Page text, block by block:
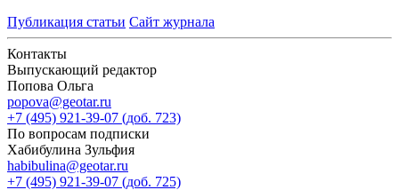
Публикация статьи Сайт журнала
Контакты
Выпускающий редактор
Попова Ольга
popova@geotar.ru
+7 (495) 921-39-07 (доб. 723)
По вопросам подписки
Хабибулина Зульфия
habibulina@geotar.ru
+7 (495) 921-39-07 (доб. 725)